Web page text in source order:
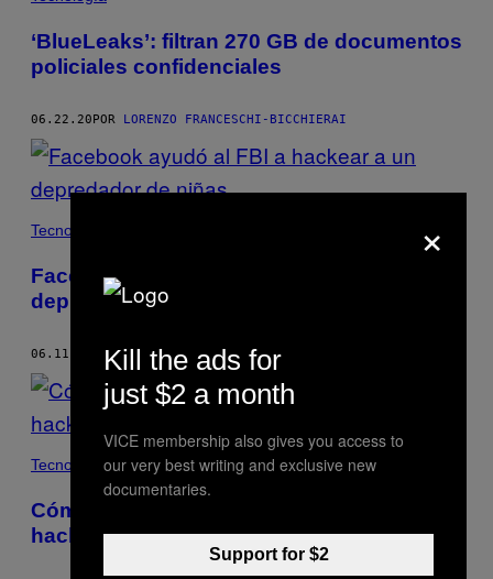
‘BlueLeaks’: filtran 270 GB de documentos
policiales confidenciales
06.22.20POR LORENZO FRANCESCHI-BICCHIERAI
Tecnología
Facebook ayudó al FBI a hackear a un
depredador de niñas
06.11.20 PORLORENZO FRANCESCHI-BICCHIERAI
Tecnología
Cómo llegó el nuevo iOS a manos de
hackers meses antes de su lanzamiento
×
Kill the ads for
just $2 a month
VICE membership also gives you access to
our very best writing and exclusive new
documentaries.
Support for $2